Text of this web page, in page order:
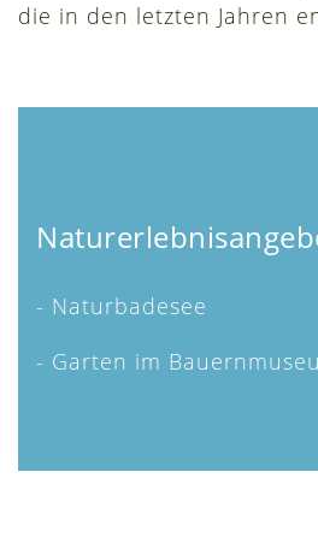
die in den letzten Jahren
- Naturbadesee
- Garten im